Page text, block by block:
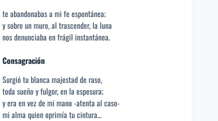
te abandonabas a mi fe espontánea;
y sobre un muro, al trascender, la luna
nos denunciaba en frágil instantánea.
Consagración
Surgió tu blanca majestad de raso,
toda sueño y fulgor, en la espesura;
y era en vez de mi mano -atenta al caso-
mi alma quien oprimía tu cintura…